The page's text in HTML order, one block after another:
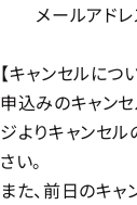
メールアドレ
【キャンセルにつ
申込みのキャン
ジよりキャンセ
さい。
また、前日のキ